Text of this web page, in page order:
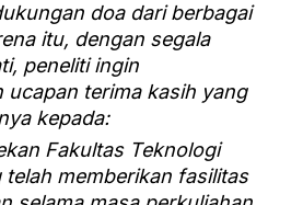
doa dari berbagai
itu, dengan segala
peneliti ingin
ucapan terima kasih yang
kepada:
Fakultas Teknologi
memberikan fasilitas